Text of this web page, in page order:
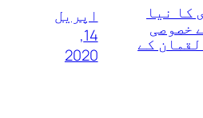
کا نیا
خصوصی
کے
اپریل
14,
2020